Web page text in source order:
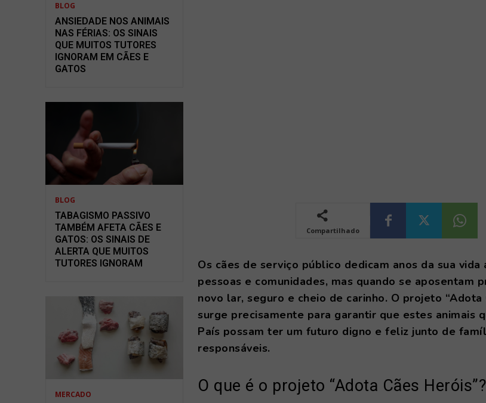
BLOG
ANSIEDADE NOS ANIMAIS
NAS FÉRIAS: OS SINAIS
QUE MUITOS TUTORES
IGNORAM EM CÃES E
GATOS
BLOG
TABAGISMO PASSIVO
TAMBÉM AFETA CÃES E
GATOS: OS SINAIS DE
ALERTA QUE MUITOS
TUTORES IGNORAM
MERCADO
Compartilhado
Os cães de serviço público dedicam anos da sua
pessoas e comunidades, mas quando se aposentam
novo lar, seguro e cheio de carinho. O projeto “Adota
surge precisamente para garantir que estes animais
País possam ter um futuro digno e feliz junto de
responsáveis.
O que é o projeto “Adota Cães Heróis”?